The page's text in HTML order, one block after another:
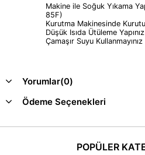
Makine ile Soğuk Yıkama
85F)
Kurutma Makinesinde
Düşük Isıda Ütüleme Yapınız
Çamaşır Suyu Kullanmayınız
Yorumlar(0)
Ödeme Seçenekleri
POPÜLER